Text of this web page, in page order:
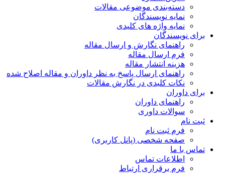
دسته‌بندی موضوعی مقالات
نمایه نویسندگان
نمایه واژه های کلیدی
برای نویسندگان
راهنمای نگارش و ارسال مقاله
فرم ارسال مقاله
هزینه انتشار مقاله
راهنمای ارسال پاسخ به نظر داوران و مقاله اصلاح شده
نکات کلیدی در نگارش مقالات
برای داوران
راهنمای داوران
سوالات داوری
ثبت نام
فرم ثبت نام
صفحه شخصی (پانل کاربری)
تماس با ما
اطلاعات تماس
فرم برقراری ارتباط